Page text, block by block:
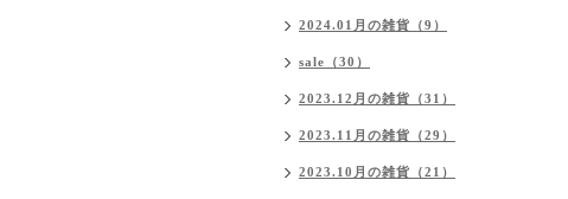
2024.01月の雑貨（9）
sale（30）
2023.12月の雑貨（31）
2023.11月の雑貨（29）
2023.10月の雑貨（21）